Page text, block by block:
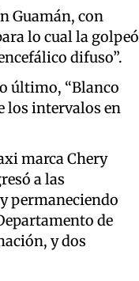
Guamán, con
lo cual la golpeó
difuso”.
último, “Blanco
los intervalos en
marca Chery
a las
permaneciendo
de
y dos